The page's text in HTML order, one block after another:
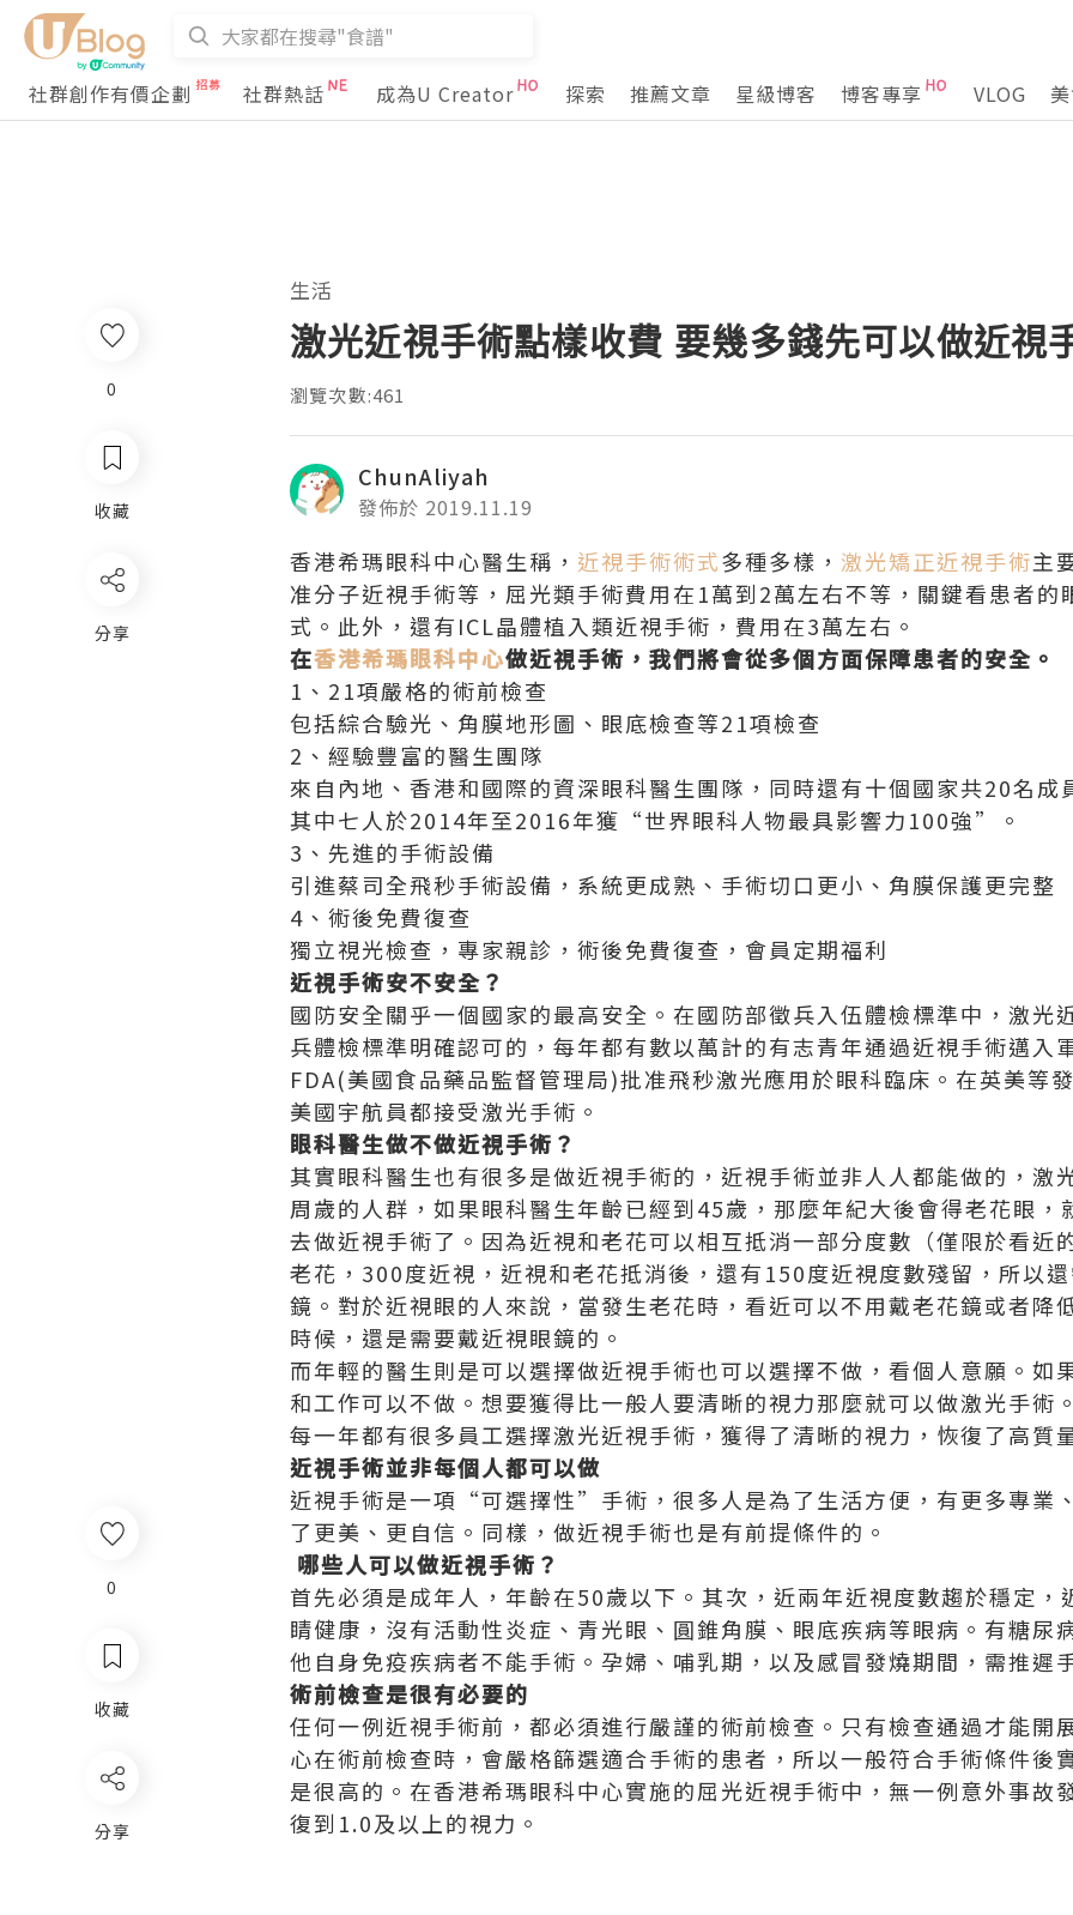
社群創作有價企劃 社群熱話 成為U Creator 探索 推薦文章 星級博客 博客專享 VLOG
0
收藏
分享
生活
激光近視手術點樣收費 要幾多錢先可以做近視
瀏覽次數:461
ChunAliyah
發佈於 2019.11.19
香港希瑪眼科中心醫生稱， 近視手術術式多種多樣， 激光矯正近視手術主
准分子近視手術等，屈光類手術費用在1萬到2萬左右不等，關鍵看患者的
式。此外，還有ICL晶體植入類近視手術，費用在3萬左右。
在香港希瑪眼科中心做近視手術，我們將會從多個方面保障患者的安全。
1、21項嚴格的術前檢查
包括綜合驗光、角膜地形圖、眼底檢查等21項檢查
2、經驗豐富的醫生團隊
來自內地、香港和國際的資深眼科醫生團隊，同時還有十個國家共20名成
其中七人於2014年至2016年獲“世界眼科人物最具影響力100強”。
3、先進的手術設備
引進蔡司全飛秒手術設備，系統更成熟、手術切口更小、角膜保護更完整
4、術後免費復查
獨立視光檢查，專家親診，術後免費復查，會員定期福利
近視手術安不安全？
國防安全關乎一個國家的最高安全。在國防部徵兵入伍體檢標準中，激光
兵體檢標準明確認可的，每年都有數以萬計的有志青年通過近視手術邁入
FDA(美國食品藥品監督管理局)批准飛秒激光應用於眼科臨床。在英美等
美國宇航員都接受激光手術。
眼科醫生做不做近視手術？
其實眼科醫生也有很多是做近視手術的，近視手術並非人人都能做的，
周歲的人群，如果眼科醫生年齡已經到45歲，那麼年紀大後會得老花眼，
去做近視手術了。因為近視和老花可以相互抵消一部分度數（僅限於看近
老花，300度近視，近視和老花抵消後，還有150度近視度數殘留，所以
鏡。對於近視眼的人來說，當發生老花時，看近可以不用戴老花鏡或者降
時候，還是需要戴近視眼鏡的。
而年輕的醫生則是可以選擇做近視手術也可以選擇不做，看個人意願。如
和工作可以不做。想要獲得比一般人要清晰的視力那麼就可以做激光手術
每一年都有很多員工選擇激光近視手術，獲得了清晰的視力，恢復了高質
近視手術並非每個人都可以做
近視手術是一項“可選擇性”手術，很多人是為了生活方便，有更多專業
了更美、更自信。同樣，做近視手術也是有前提條件的。
哪些人可以做近視手術？
首先必須是成年人，年齡在50歲以下。其次，近兩年近視度數趨於穩定，
睛健康，沒有活動性炎症、青光眼、圓錐角膜、眼底疾病等眼病。有糖尿
他自身免疫疾病者不能手術。孕婦、哺乳期，以及感冒發燒期間，需推遲
術前檢查是很有必要的
任何一例近視手術前，都必須進行嚴謹的術前檢查。只有檢查通過才能開
心在術前檢查時，會嚴格篩選適合手術的患者，所以一般符合手術條件後
是很高的。在香港希瑪眼科中心實施的屈光近視手術中，無一例意外事故
復到1.0及以上的視力。
0
收藏
分享